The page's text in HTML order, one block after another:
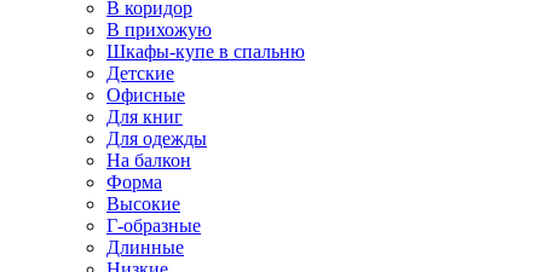
В коридор
В прихожую
Шкафы-купе в спальню
Детские
Офисные
Для книг
Для одежды
На балкон
Форма
Высокие
Г-образные
Длинные